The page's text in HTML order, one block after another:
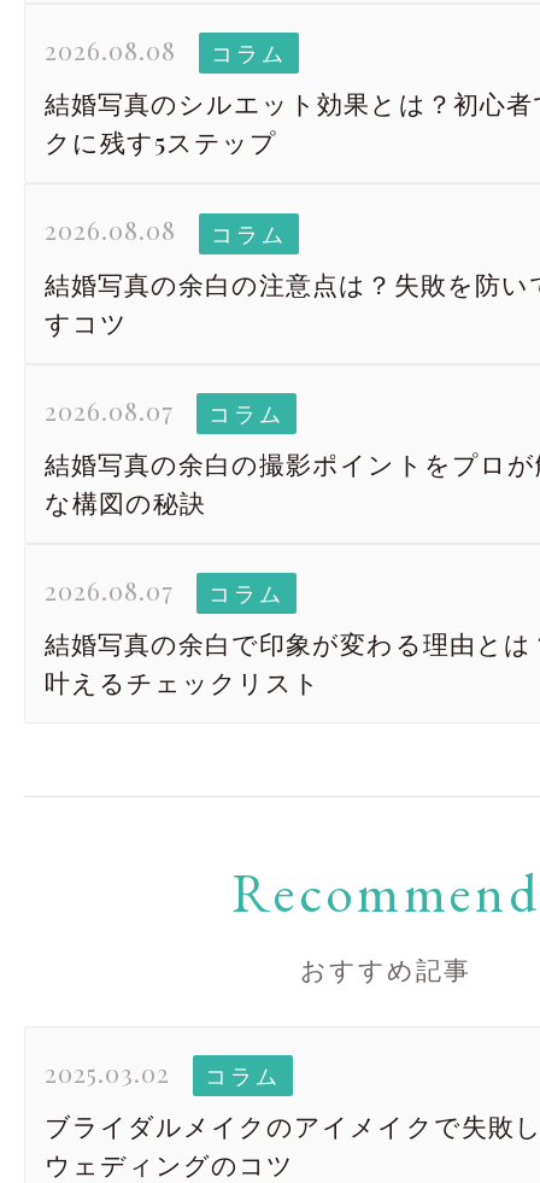
2026.08.08 コラム
結婚写真のシルエット効果とは？初心
クに残す5ステップ
2026.08.08 コラム
結婚写真の余白の注意点は？失敗を防
すコツ
2026.08.07 コラム
結婚写真の余白の撮影ポイントをプロ
な構図の秘訣
2026.08.07 コラム
結婚写真の余白で印象が変わる理由とは
叶えるチェックリスト
Recommend
おすすめ記事
2025.03.02 コラム
ブライダルメイクのアイメイクで失敗
ウェディングのコツ